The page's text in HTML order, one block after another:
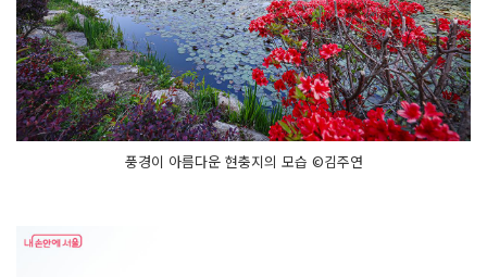
풍경이 아름다운 현충지의 모습 ©김주연